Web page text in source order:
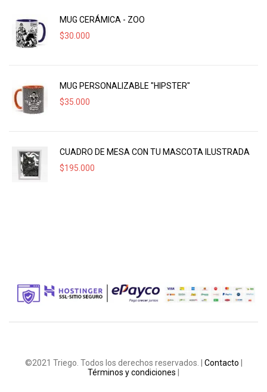
MUG CERÁMICA - ZOO
$30.000
MUG PERSONALIZABLE "HIPSTER"
$35.000
CUADRO DE MESA CON TU MASCOTA ILUSTRADA
$195.000
©2021 Triego. Todos los derechos reservados. | Contacto
Términos y condiciones